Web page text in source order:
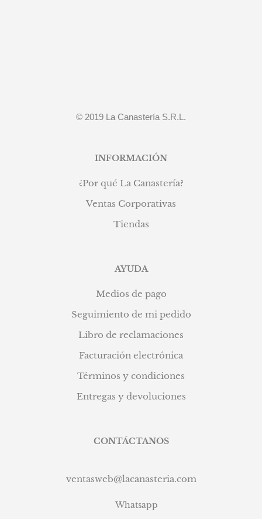
© 2019 La Canastería S.R.L.
INFORMACIÓN
¿Por qué La Canastería?
Ventas Corporativas
Tiendas
AYUDA
Medios de pago
Seguimiento de mi pedido
Libro de reclamaciones
Facturación electrónica
Términos y condiciones
Entregas y devoluciones
CONTÁCTANOS
ventasweb@lacanasteria.com
Whatsapp